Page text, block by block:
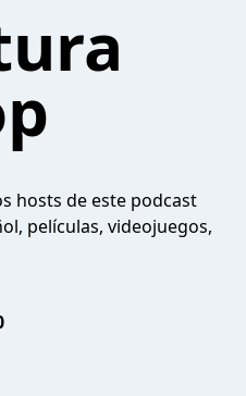
hosts de este podcast
películas, videojuegos,